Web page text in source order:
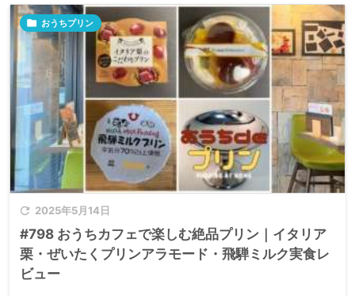
 2025年5月14日
 おうちプリン
#798 おうちカフェで楽しむ絶品プリン｜イタリア
栗・ぜいたくプリンアラモード・飛騨ミルク実食レ
ビュー